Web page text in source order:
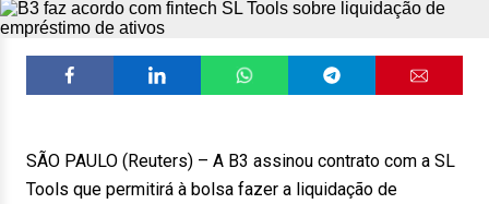
SÃO PAULO (Reuters) – A B3 assinou contrato com a SL
Tools que permitirá à bolsa fazer a liquidação de